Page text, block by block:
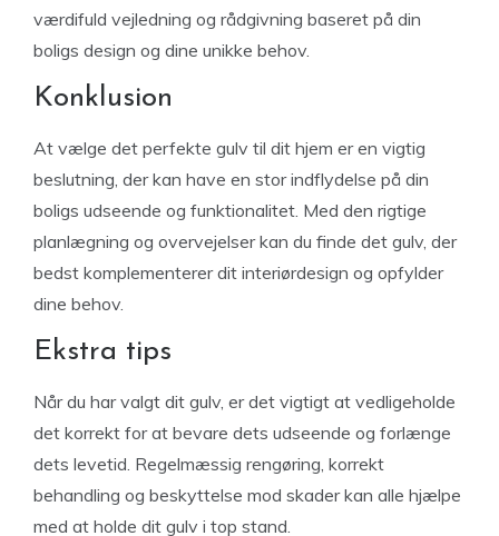
værdifuld vejledning og rådgivning baseret på din
boligs design og dine unikke behov.
Konklusion
At vælge det perfekte gulv til dit hjem er en vigtig
beslutning, der kan have en stor indflydelse på din
boligs udseende og funktionalitet. Med den rigtige
planlægning og overvejelser kan du finde det gulv, der
bedst komplementerer dit interiørdesign og opfylder
dine behov.
Ekstra tips
Når du har valgt dit gulv, er det vigtigt at vedligeholde
det korrekt for at bevare dets udseende og forlænge
dets levetid. Regelmæssig rengøring, korrekt
behandling og beskyttelse mod skader kan alle hjælpe
med at holde dit gulv i top stand.